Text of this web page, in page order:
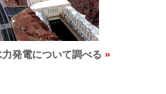
力発電について調べる